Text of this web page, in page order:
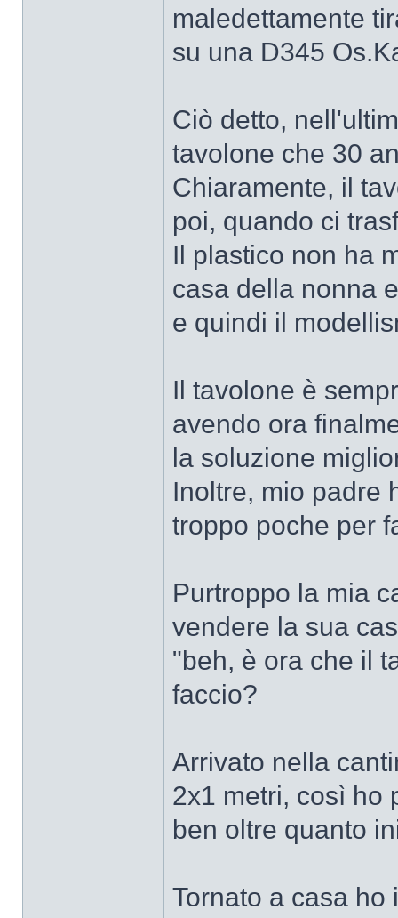
maledettamente
su una D345
Ciò detto,
tavolone che 30
Chiaramente, il
poi, quando ci
Il plastico non ha
casa della nonna
e quindi il
Il tavolone è
avendo ora
la soluzione
Inoltre, mio padre
troppo poche per
Purtroppo la mia
vendere la sua
"beh, è ora che il
faccio?
Arrivato nella
2x1 metri, così ho
ben oltre quanto
Tornato a casa